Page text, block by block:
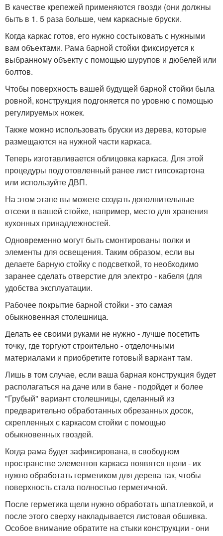
В качестве крепежей применяются гвозди (они должны
быть в 1. 5 раза больше, чем каркасные бруски.
Когда каркас готов, его нужно состыковать с нужными
вам объектами. Рама барной стойки фиксируется к
выбранному объекту с помощью шурупов и дюбелей или
болтов.
Чтобы поверхность вашей будущей барной стойки была
ровной, конструкция подгоняется по уровню с помощью
регулируемых ножек.
Также можно использовать бруски из дерева, которые
размещаются на нужной части каркаса.
Теперь изготавливается облицовка каркаса. Для этой
процедуры подготовленный ранее лист гипсокартона
или используйте ДВП.
На этом этапе вы можете создать дополнительные
отсеки в вашей стойке, например, место для хранения
кухонных принадлежностей.
Одновременно могут быть смонтированы полки и
элементы для освещения. Таким образом, если вы
делаете барную стойку с подсветкой, то необходимо
заранее сделать отверстие для электро - кабеля (для
удобства эксплуатации.
Рабочее покрытие барной стойки - это самая
обыкновенная столешница.
Делать ее своими руками не нужно - лучше посетить
точку, где торгуют строительно - отделочными
материалами и приобретите готовый вариант там.
Лишь в том случае, если ваша барная конструкция будет
располагаться на даче или в бане - подойдет и более
"Грубый" вариант столешницы, сделанный из
предварительно обработанных обрезанных досок,
скрепленных с каркасом стойки с помощью
обыкновенных гвоздей.
Когда рама будет зафиксирована, в свободном
пространстве элементов каркаса появятся щели - их
нужно обработать герметиком для дерева так, чтобы
поверхность стала полностью герметичной.
После герметика щели нужно обработать шпатлевкой, и
после этого сверху накладывается листовая обшивка.
Особое внимание обратите на стыки конструкции - они